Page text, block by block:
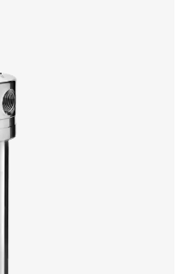
une purification de l'air
les odeurs et les
exigeantes, ces Tours
fiables dans les